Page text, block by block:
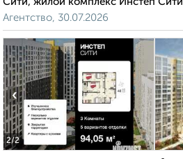
Агентство, 30.07.2026
2/2
‹